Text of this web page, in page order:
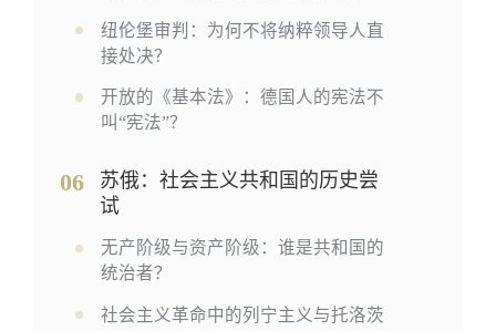
纽伦堡审判：为何不将纳粹领导人直
接处决？
开放的《基本法》：德国人的宪法不
叫“宪法”？
06
苏俄：社会主义共和国的历史尝
试
无产阶级与资产阶级：谁是共和国的
统治者？
社会主义革命中的列宁主义与托洛茨